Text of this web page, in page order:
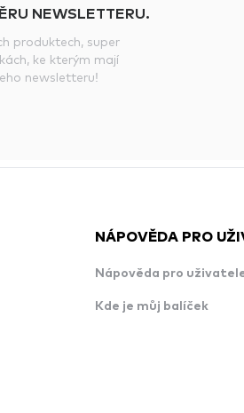
NEWSLETTERU.
produktech, super
ke kterým mají
newsletteru!
NÁPOVĚDA PRO
Nápověda pro
Kde je můj balíček